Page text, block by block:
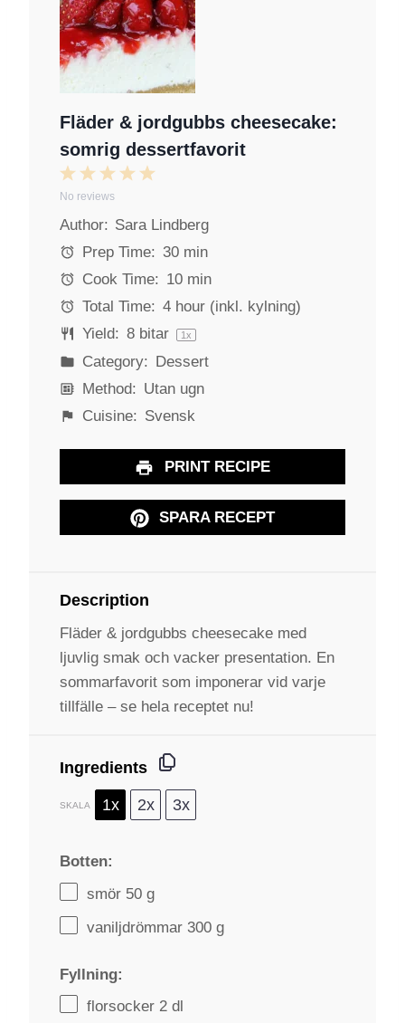
Fläder & jordgubbs cheesecake:
somrig dessertfavorit
5
t
a
r
4
t
a
r
s
3
t
a
r
s
2
S
t
a
r
s
1
S
t
a
No reviews
Author: Sara Lindberg
Prep Time: 30 min
Cook Time: 10 min
Total Time: 4 hour (inkl. kylning)
Yield: 8bitar 1x
Category: Dessert
Method: Utan ugn
Cuisine: Svensk
PRINT RECIPE
SPARA RECEPT
Description
Fläder & jordgubbs cheesecake med
ljuvlig smak och vacker presentation. En
sommarfavorit som imponerar vid varje
tillfälle – se hela receptet nu!
Ingredients
SKALA 1x 2x 3x
Botten:
smör 50 g
vaniljdrömmar 300 g
Fyllning:
florsocker 2 dl